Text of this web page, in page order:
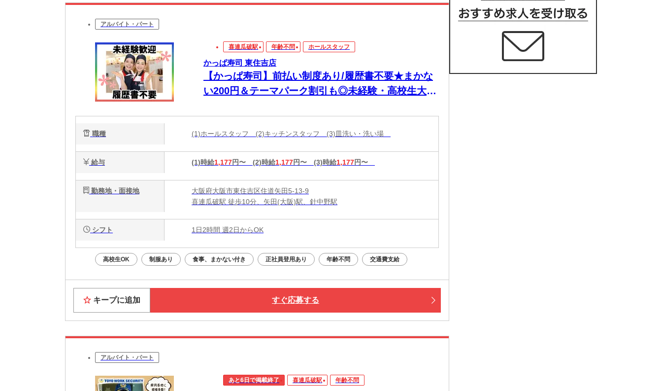
アルバイト・パート
喜連瓜破駅 年齢不問 ホールスタッフ
かっぱ寿司 東住吉店
【かっぱ寿司】前払い制度あり/履歴書不要★まかな
い200円＆テーマパーク割引も◎未経験・高校生大歓
職種 (1)ホールスタッフ (2)キッチンスタッフ (3)皿洗い・洗い場
給与 (1)時給1,177円〜 (2)時給1,177円〜 (3)時給1,177円〜
勤務地・面接地
大阪府大阪市東住吉区住道矢田5-13-9
喜連瓜破駅 徒歩10分、矢田(大阪)駅、針中野駅
シフト 1日2時間 週2日からOK
高校生OK 制服あり 食事、まかない付き 正社員登用あり 年齢不問 交通費支給
キープに追加 すぐ応募する
アルバイト・パート
あと6日で掲載終了 喜連瓜破駅 年齢不問